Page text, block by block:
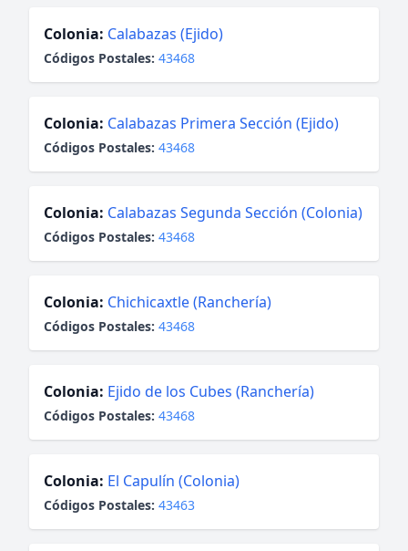
Colonia: Calabazas (Ejido)
Códigos Postales: 43468
Colonia: Calabazas Primera Sección (Ejido)
Códigos Postales: 43468
Colonia: Calabazas Segunda Sección (Colonia)
Códigos Postales: 43468
Colonia: Chichicaxtle (Ranchería)
Códigos Postales: 43468
Colonia: Ejido de los Cubes (Ranchería)
Códigos Postales: 43468
Colonia: El Capulín (Colonia)
Códigos Postales: 43463